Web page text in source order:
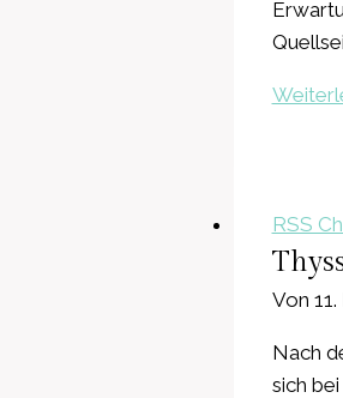
RSS
Von
Nach
sich